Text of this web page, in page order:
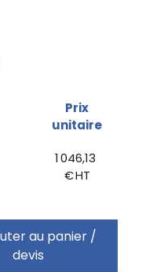
Prix
unitaire
1 046,13
€ HT
devis